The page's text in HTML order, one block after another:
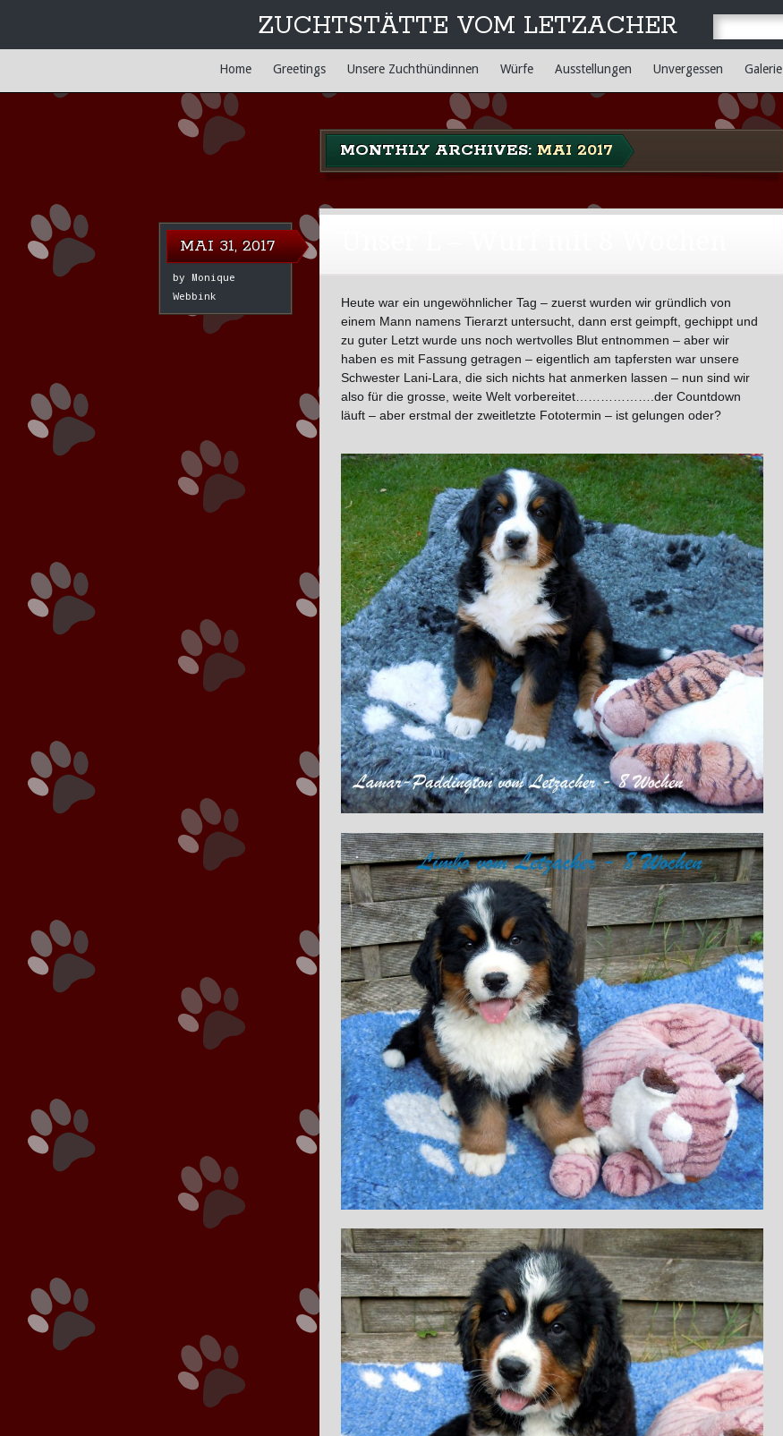
ZUCHTSTÄTTE VOM LETZACHER
Main menu
content
Home Greetings Unsere Zuchthündinnen Würfe Ausstellungen Unvergessen Galerie
MONTHLY ARCHIVES: MAI 2017
MAI 31, 2017
by Monique
Webbink
Heute war ein ungewöhnlicher Tag – zuerst wurden wir gründlich von
einem Mann namens Tierarzt untersucht, dann erst geimpft, gechippt und
zu guter Letzt wurde uns noch wertvolles Blut entnommen – aber wir
haben es mit Fassung getragen – eigentlich am tapfersten war unsere
Schwester Lani-Lara, die sich nichts hat anmerken lassen – nun sind wir
also für die grosse, weite Welt vorbereitet……………….der Countdown
läuft – aber erstmal der zweitletzte Fototermin – ist gelungen oder?